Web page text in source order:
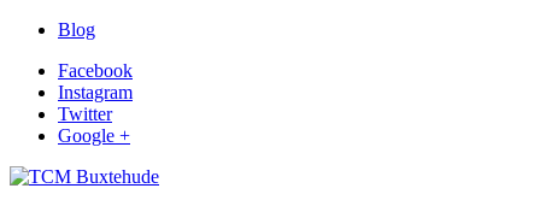
Blog
Facebook
Instagram
Twitter
Google +